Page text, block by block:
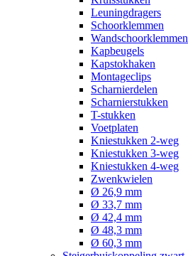
Leuningdragers
Schoorklemmen
Wandschoorklemmen
Kapbeugels
Kapstokhaken
Montageclips
Scharnierdelen
Scharnierstukken
T-stukken
Voetplaten
Kniestukken 2-weg
Kniestukken 3-weg
Kniestukken 4-weg
Zwenkwielen
Ø 26,9 mm
Ø 33,7 mm
Ø 42,4 mm
Ø 48,3 mm
Ø 60,3 mm